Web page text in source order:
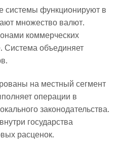
системы функционируют в
множество валют.
коммерческих
Система объединяет
на местный сегмент
операции в
законодательства.
государства
расценок.